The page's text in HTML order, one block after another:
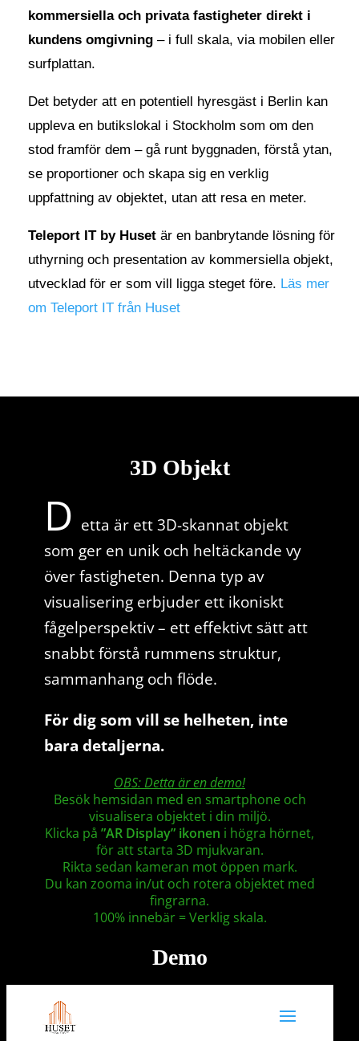
kommersiella och privata fastigheter direkt i
kundens omgivning – i full skala, via mobilen eller
surfplattan.
Det betyder att en potentiell hyresgäst i Berlin kan
uppleva en butikslokal i Stockholm som om den
stod framför dem – gå runt byggnaden, förstå ytan,
se proportioner och skapa sig en verklig
uppfattning av objektet, utan att resa en meter.
Teleport IT by Huset är en banbrytande lösning för
uthyrning och presentation av kommersiella objekt,
utvecklad för er som vill ligga steget före. Läs mer
om Teleport IT från Huset
Demo
3D Objekt
D etta är ett 3D-skannat objekt
som ger en unik och heltäckande vy
över fastigheten. Denna typ av
visualisering erbjuder ett ikoniskt
fågelperspektiv – ett effektivt sätt att
snabbt förstå rummens struktur,
sammanhang och flöde.
För dig som vill se helheten, inte
bara detaljerna.
OBS: Detta är en demo!
Besök hemsidan med en smartphone och
visualisera objektet i din miljö.
Klicka på ”AR Display” ikonen i högra hörnet,
för att starta 3D mjukvaran.
Rikta sedan kameran mot öppen mark.
Du kan zooma in/ut och rotera objektet med
fingrarna.
100% innebär = Verklig skala.